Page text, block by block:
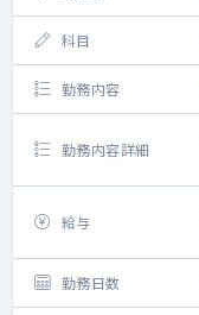
科目
勤務内容
勤務内容詳細
給与
勤務日数